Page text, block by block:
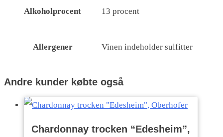
Alkoholprocent 13 procent
Allergener Vinen indeholder sulfitter
Andre kunder købte også
Chardonnay trocken “Edesheim”,